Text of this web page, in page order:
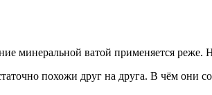
минеральной ватой применяется реже.
похожи друг на друга. В чём они